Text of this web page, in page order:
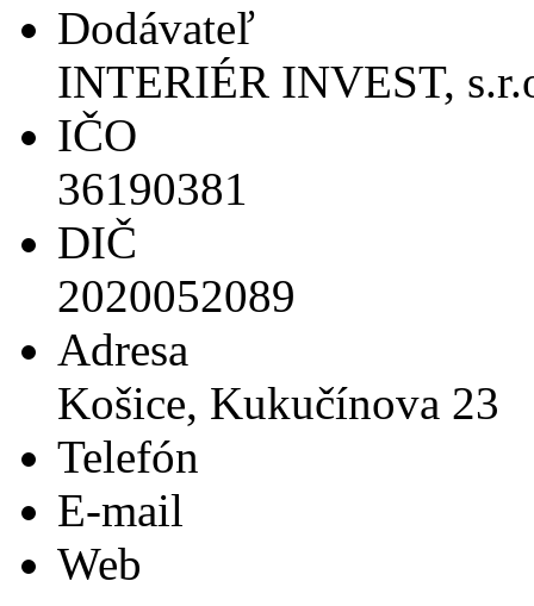
Dodávateľ
INTERIÉR INVEST,
IČO
36190381
DIČ
2020052089
Adresa
Košice, Kukučínova 23
Telefón
E-mail
Web